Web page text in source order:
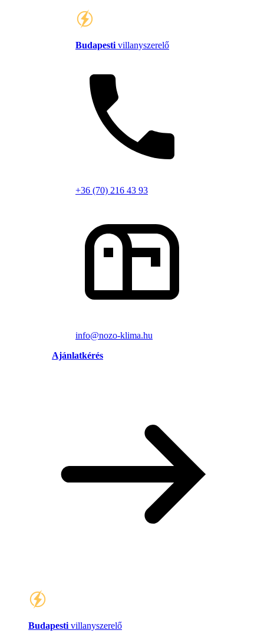
Budapesti villanyszerelő
+36 (70) 216 43 93
info@nozo-klima.hu
Ajánlatkérés
Budapesti villanyszerelő